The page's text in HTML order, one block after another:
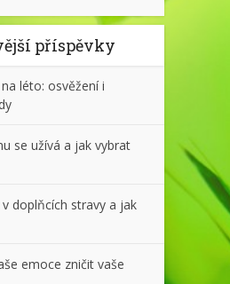
příspěvky
léto: osvěžení i
se užívá a jak vybrat
doplňcích stravy a jak
emoce zničit vaše